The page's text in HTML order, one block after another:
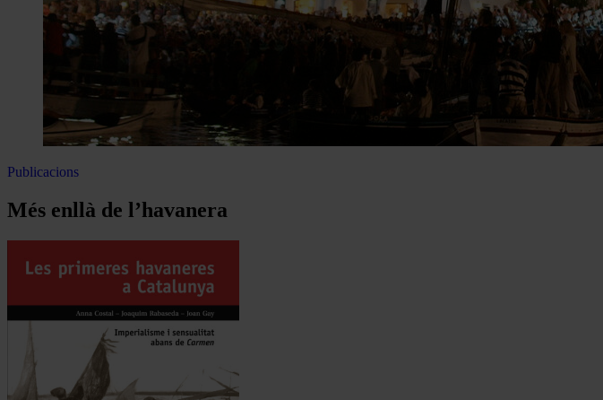
Publicacions
Més enllà de l’havanera